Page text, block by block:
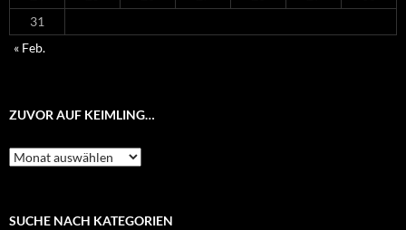
31
« Feb.
ZUVOR AUF KEIMLING…
Zuvor
auf
SUCHE NACH KATEGORIEN